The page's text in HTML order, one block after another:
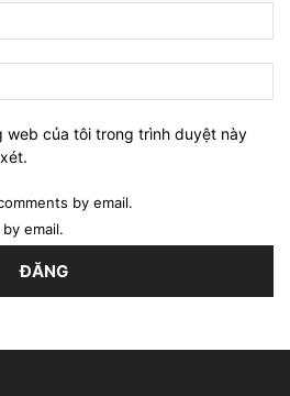
web của tôi trong trình duyệt này
by email.
email.